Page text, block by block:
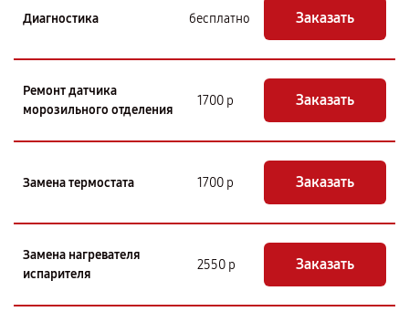
Диагностика бесплатно Заказать
Ремонт датчика
морозильного отделения
1700 р Заказать
Замена термостата 1700 р Заказать
Замена нагревателя
испарителя
2550 р Заказать